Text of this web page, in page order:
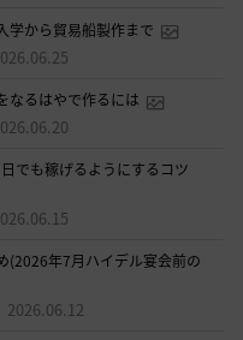
学から貿易船製作まで
なるはやで作るには
でも稼げるようにするコツ
(2026年7月ハイデル宴会前の
2026.06.12